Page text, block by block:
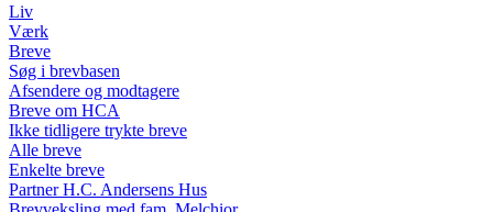
Liv
Værk
Breve
Søg i brevbasen
Afsendere og modtagere
Breve om HCA
Ikke tidligere trykte breve
Alle breve
Enkelte breve
Partner H.C. Andersens Hus